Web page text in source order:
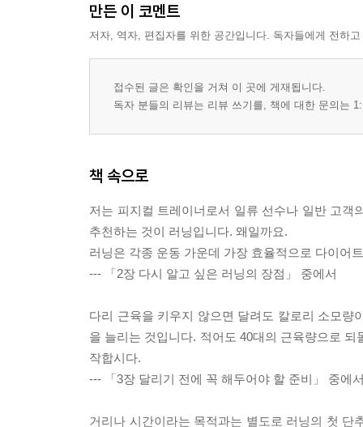
만든 이 코멘트
저자, 역자, 편집자를 위한 공간입니다. 독자들에게 전하
접수된 글은 확인을 거쳐 이 곳에 게재됩니다.
독자 분들의 리뷰는 리뷰 쓰기를, 책에 대한 문의는
책 속으로
저는 피지컬 트레이너로서 일류 선수나 일반 고
추천하는 것이 러닝입니다. 왜일까요.
러닝은 각종 운동 가운데 가장 효율적으로 다이어
--- 「2장 다시 알고 싶은 러닝의 장점」 중에서
다리 근육을 키우지 않으면 달려도 칼로리 소모
을 늘리는 것입니다. 적어도 40대의 근육량으로
작합시다.
--- 「3장 달리기 전에 꼭 해두어야 할 준비」 중에
거리나 시간이라는 목적과는 별도로 러닝의 첫 단